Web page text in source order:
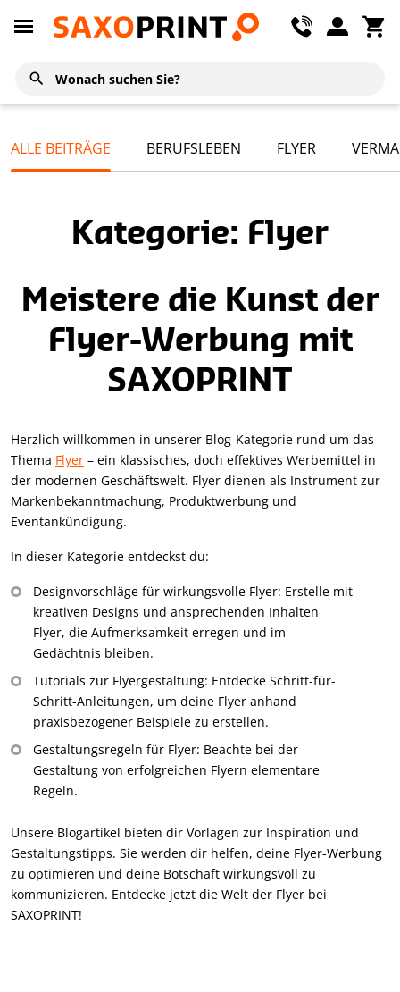
ALLE BEITRÄGE BERUFSLEBEN FLYER
Kategorie: Flyer
Meistere die Kunst der
Flyer-Werbung mit
SAXOPRINT
Herzlich willkommen in unserer Blog-Kategorie rund um das
Thema Flyer – ein klassisches, doch effektives Werbemittel in
der modernen Geschäftswelt. Flyer dienen als Instrument zur
Markenbekanntmachung, Produktwerbung und
Eventankündigung.
In dieser Kategorie entdeckst du:
Designvorschläge für wirkungsvolle Flyer: Erstelle mit
kreativen Designs und ansprechenden Inhalten
Flyer, die Aufmerksamkeit erregen und im
Gedächtnis bleiben.
Tutorials zur Flyergestaltung: Entdecke Schritt-für-
Schritt-Anleitungen, um deine Flyer anhand
praxisbezogener Beispiele zu erstellen.
Gestaltungsregeln für Flyer: Beachte bei der
Gestaltung von erfolgreichen Flyern elementare
Regeln.
Unsere Blogartikel bieten dir Vorlagen zur Inspiration und
Gestaltungstipps. Sie werden dir helfen, deine Flyer-Werbung
zu optimieren und deine Botschaft wirkungsvoll zu
kommunizieren. Entdecke jetzt die Welt der Flyer bei
SAXOPRINT!